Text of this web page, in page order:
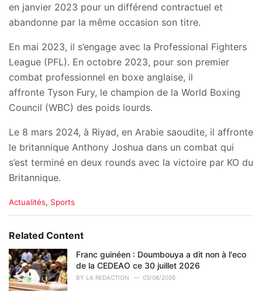
en janvier 2023 pour un différend contractuel et
abandonne par la même occasion son titre.
En mai 2023, il s’engage avec la Professional Fighters
League (PFL). En octobre 2023, pour son premier
combat professionnel en boxe anglaise, il
affronte Tyson Fury, le champion de la World Boxing
Council (WBC) des poids lourds.
Le 8 mars 2024, à Riyad, en Arabie saoudite, il affronte
le britannique Anthony Joshua dans un combat qui
s’est terminé en deux rounds avec la victoire par KO du
Britannique.
C
e
o
r
i
e
Actualités, Sports
Related Content
Franc guinéen : Doumbouya a dit non à l'eco
de la CEDEAO ce 30 juillet 2026
BY LA REDACTION 03/08/2026